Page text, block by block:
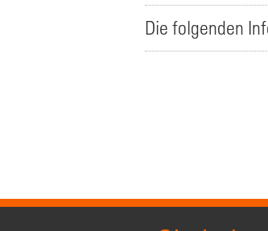
Die folgenden